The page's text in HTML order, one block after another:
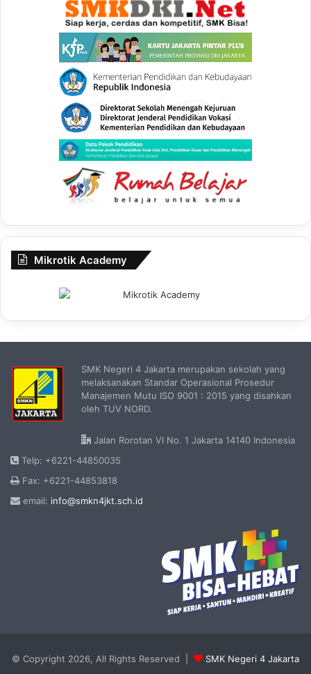
Mikrotik Academy
SMK Negeri 4 Jakarta merupakan sekolah yang
melaksanakan Standar Operasional Prosedur
Manajemen Mutu ISO 9001 : 2015 yang disahkan
oleh TUV NORD.
Jalan Rorotan VI No. 1 Jakarta 14140 Indonesia
Telp: +6221-44850035
Fax: +6221-44853818
email: info@smkn4jkt.sch.id
© Copyright 2026, All Rights Reserved | SMK Negeri 4 Jakarta